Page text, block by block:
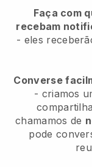
Faça com
recebam
- eles
Converse
- criamos
chamamos de
pode